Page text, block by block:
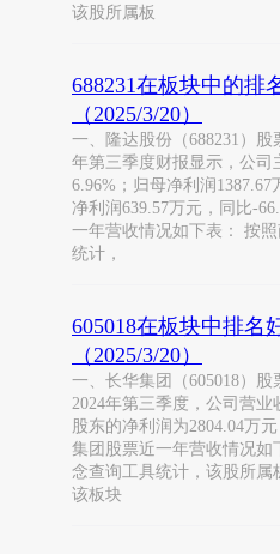
该股所属板
688231在板块中的排
（2025/3/20）
一、隆达股份（688231）
年第三季度财报显示，公司
6.96%；归母净利润
净利润639.57万元，同比-
一年营收情况如下表： 按
统计，
605018在板块中排名
（2025/3/20）
一、长华集团（605018）股
2024年第三季度，公司营业
股东的净利润为2804.04万
集团股票近一年营收情况
念查询工具统计，该股所属
该板块